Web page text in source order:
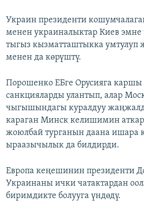
Украин президенти
менен украиналыктар Киев
тыгыз кызматташтыкка умтулуп
менен да көрүштү.
Порошенко ЕБге Орусияга
санкцияларды улантып, алар
чыгышындагы куралдуу
караган Минск келишимин
жоюлбай турганын даана ишара
ыраазычылык да билдирди.
Европа кеңешинин президенти
Украинаны ички чатактардан
биримдикте болууга үндөдү.